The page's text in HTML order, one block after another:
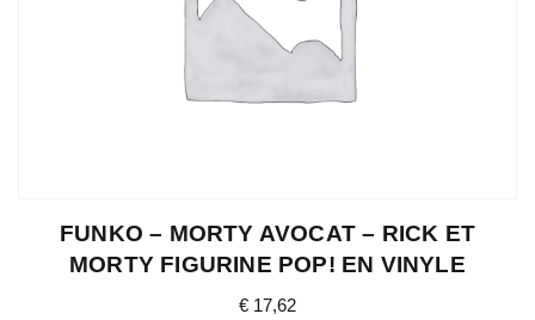
FUNKO – MORTY AVOCAT – RICK ET
MORTY FIGURINE POP! EN VINYLE
€ 17,62